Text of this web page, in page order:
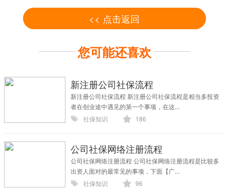
<< 点击返回
您可能还喜欢
新注册公司社保流程
新注册公司社保流程 新注册公司社保流程是相当多投资
者在创业途中遇见的第一个事项，在这...
社保知识
186
公司社保网络注册流程
公司社保网络注册流程 公司社保网络注册流程是比较多
出资人面对的最常见的事项，下面【广...
社保知识
96